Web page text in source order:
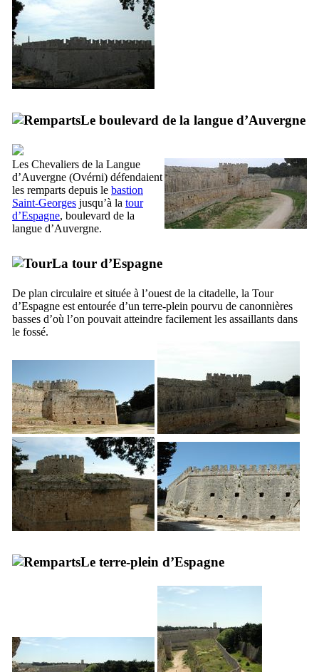
Le boulevard de la langue d’Auvergne
Les Chevaliers de la Langue
d’Auvergne (Ovérni) défendaient
les remparts depuis le bastion
Saint-Georges jusqu’à la tour
d’Espagne, boulevard de la
langue d’Auvergne.
La tour d’Espagne
De plan circulaire et située à l’ouest de la citadelle, la Tour
d’Espagne est entourée d’un terre-plein pourvu de canonnières
basses d’où l’on pouvait atteindre facilement les assaillants dans
le fossé.
Le terre-plein d’Espagne